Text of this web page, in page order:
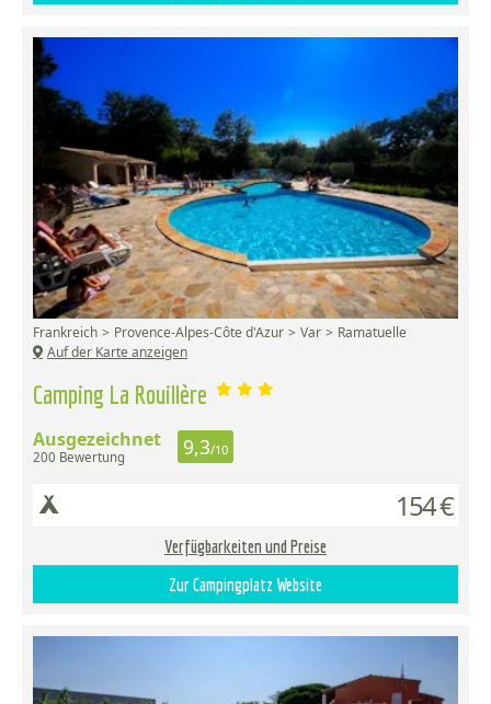
Camping La Rouillère
Frankreich Provence-Alpes-Côte d'Azur Var
Ramatuelle
Auf der Karte anzeigen
Ausgezeichnet
200 Bewertung 9,3/10
154 €
Verfügbarkeiten und Preise
Zur Campingplatz Website